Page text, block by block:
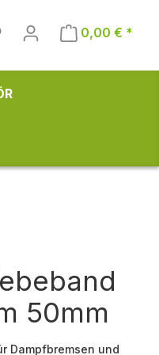
0,00 € *
50mm
Dampfbremsen und